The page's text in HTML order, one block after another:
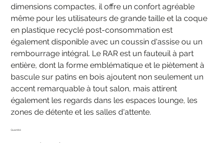
dimensions compactes, il offre un confort agréable
même pour les utilisateurs de grande taille et la coque
en plastique recyclé post-consommation est
également disponible avec un coussin d'assise ou un
rembourrage intégral. Le RAR est un fauteuil à part
entière, dont la forme emblématique et le piètement à
bascule sur patins en bois ajoutent non seulement un
accent remarquable à tout salon, mais attirent
également les regards dans les espaces lounge, les
zones de détente et les salles d'attente.
Quantité